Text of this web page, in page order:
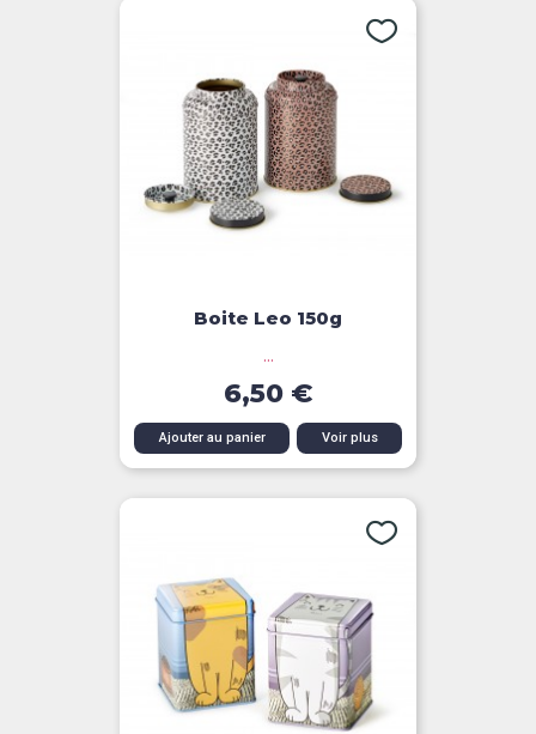
Boite Leo 150g
...
6,50 €
Ajouter au panier Voir plus